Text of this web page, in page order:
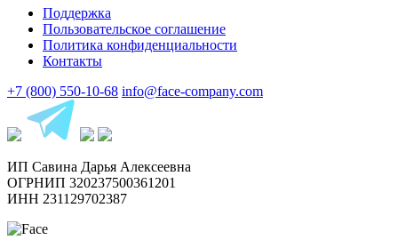
Поддержка
Пользовательское соглашение
Политика конфиденциальности
Контакты
+7 (800) 550-10-68 info@face-company.com
ИП Савина Дарья Алексеевна
ОГРНИП 320237500361201
ИНН 231129702387